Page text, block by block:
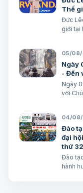
Thế
Đức
giới tại
Lêô
C…
05/
Ngày
- Đến
Ngày
với
như
04/
Đào
đại
thứ
(28/
Đào
hành